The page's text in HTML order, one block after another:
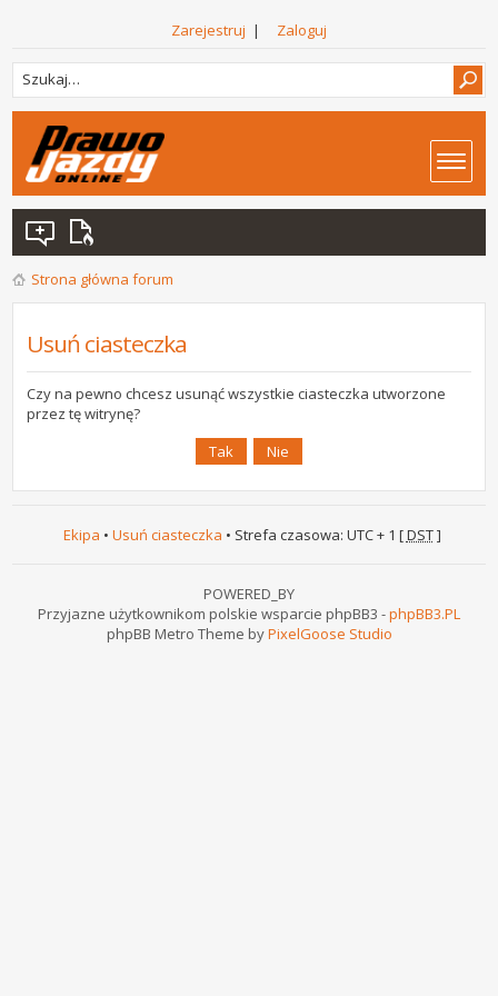
Zarejestruj | Zaloguj
Strona główna forum
Usuń ciasteczka
Czy na pewno chcesz usunąć wszystkie ciasteczka utworzone
przez tę witrynę?
Ekipa • Usuń ciasteczka • Strefa czasowa: UTC + 1 [DST]
POWERED_BY
Przyjazne użytkownikom polskie wsparcie phpBB3 -phpBB3.PL
phpBB Metro Theme byPixelGoose Studio